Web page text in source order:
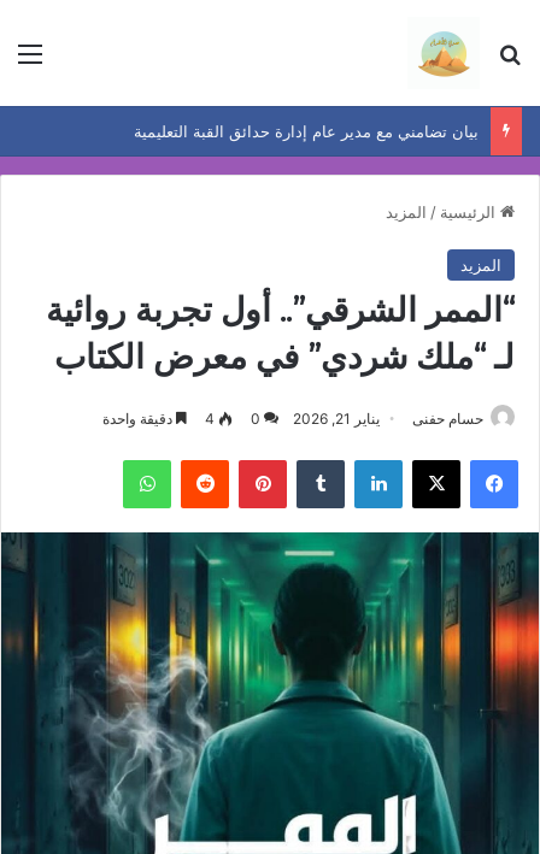
بحث عن
بيان تضامني مع مدير عام إدارة حدائق القبة التعليمية
الرئيسية / المزيد
المزيد
“الممر الشرقي”.. أول تجربة روائية
لـ “ملك شردي” في معرض الكتاب
حسام حفنى يناير 21, 2026 0
4 دقيقة واحدة
فيسبوك ‫X لينكدإن بينتيريست واتساب